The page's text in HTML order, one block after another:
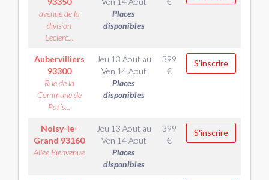
avenue de la
division
Leclerc...
Places
disponibles
Aubervilliers
93300
Rue de la
Commune de
Paris...
Jeu 13 Aout au
Ven 14 Aout
Places
disponibles
399
€
S'inscrire
Noisy-le-
Grand 93160
Allee Bienvenue
Jeu 13 Aout au
Ven 14 Aout
Places
disponibles
399
€
S'inscrire